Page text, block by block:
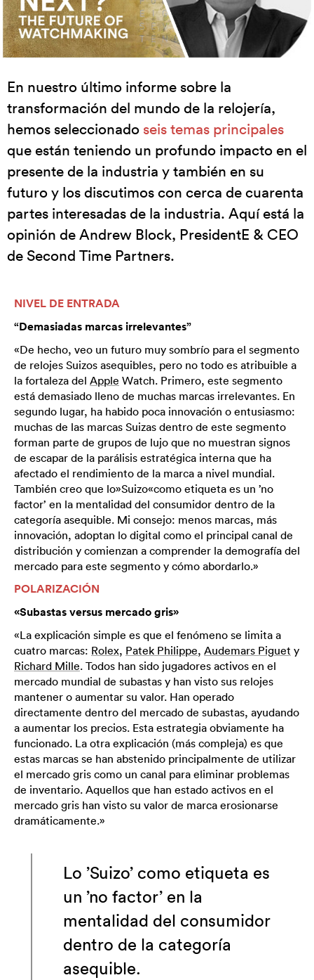
En nuestro último informe sobre la
transformación del mundo de la relojería,
hemos seleccionado seis temas principales
que están teniendo un profundo impacto en el
presente de la industria y también en su
futuro y los discutimos con cerca de cuarenta
partes interesadas de la industria. Aquí está la
opinión de Andrew Block, PresidentE & CEO
de Second Time Partners.
NIVEL DE ENTRADA
“Demasiadas marcas irrelevantes”
«De hecho, veo un futuro muy sombrío para el segmento
de relojes Suizos asequibles, pero no todo es atribuible a
la fortaleza del Apple Watch. Primero, este segmento
está demasiado lleno de muchas marcas irrelevantes. En
segundo lugar, ha habido poca innovación o entusiasmo:
muchas de las marcas Suizas dentro de este segmento
forman parte de grupos de lujo que no muestran signos
de escapar de la parálisis estratégica interna que ha
afectado el rendimiento de la marca a nivel mundial.
También creo que lo»Suizo«como etiqueta es un ’no
factor’ en la mentalidad del consumidor dentro de la
categoría asequible. Mi consejo: menos marcas, más
innovación, adoptan lo digital como el principal canal de
distribución y comienzan a comprender la demografía del
mercado para este segmento y cómo abordarlo.»
POLARIZACIÓN
«Subastas versus mercado gris»
«La explicación simple es que el fenómeno se limita a
cuatro marcas: Rolex, Patek Philippe, Audemars Piguet y
Richard Mille. Todos han sido jugadores activos en el
mercado mundial de subastas y han visto sus relojes
mantener o aumentar su valor. Han operado
directamente dentro del mercado de subastas, ayudando
a aumentar los precios. Esta estrategia obviamente ha
funcionado. La otra explicación (más compleja) es que
estas marcas se han abstenido principalmente de utilizar
el mercado gris como un canal para eliminar problemas
de inventario. Aquellos que han estado activos en el
mercado gris han visto su valor de marca erosionarse
dramáticamente.»
Lo ’Suizo’ como etiqueta es
un ’no factor’ en la
mentalidad del consumidor
dentro de la categoría
asequible.